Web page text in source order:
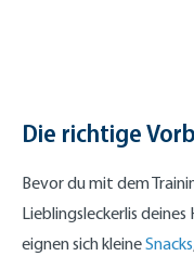
Die richtige
Bevor du mit dem
Lieblingsleckerlis
eignen sich kleineSnacks